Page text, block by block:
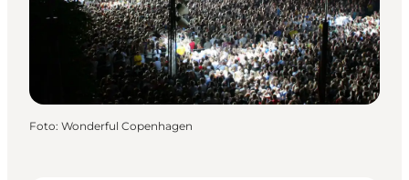
Foto: Wonderful Copenhagen